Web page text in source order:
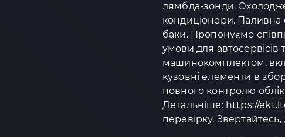
лямбда-зонди.
кондиціонери. Паливна
баки. Пропонуємо
умови для
машинокомплектом,
кузовні елементи в
повного контролю
Детальніше: https://
перевірку.